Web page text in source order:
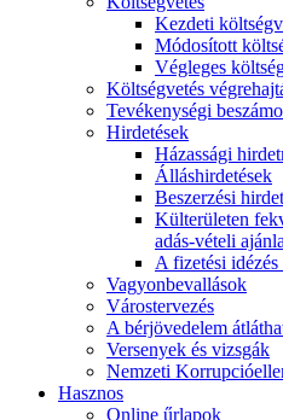
Kezdeti
Módosított
Végleges
Költségvetés
Tevékenységi
Hirdetések
Házassági
Álláshirdetések
Beszerzési
Külterületen
adás-vételi
A fizetési
Vagyonbevallások
Várostervezés
A bérjövedelem
Versenyek és vizsgák
Nemzeti
Hasznos
Online űrlapok